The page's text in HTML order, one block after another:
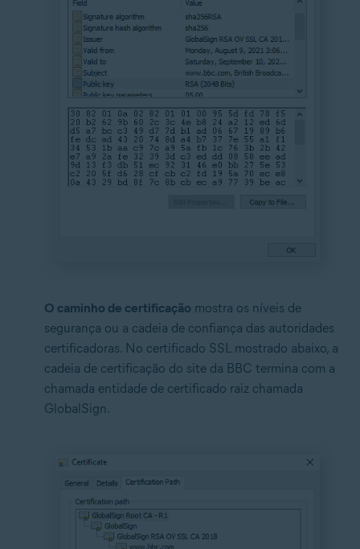
O caminho de certificação mostra os níveis de
segurança ou a cadeia de confiança das autoridades
certificadoras. No certificado SSL mostrado abaixo, a
cadeia de certificação do site da BBC termina com a
chamada entidade de certificado raiz chamada
GlobalSign.